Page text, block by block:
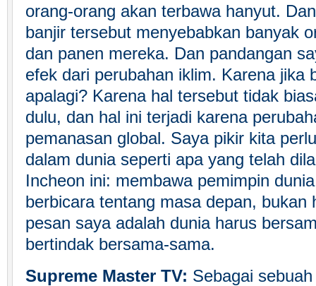
orang-orang akan terbawa hanyut.
banjir tersebut menyebabkan banyak
dan panen mereka. Dan pandangan
efek dari perubahan iklim. Karena jika
apalagi? Karena hal tersebut tidak
dulu, dan hal ini terjadi karena
pemanasan global. Saya pikir kita
dalam dunia seperti apa yang telah
Incheon ini: membawa pemimpin
berbicara tentang masa depan, bukan
pesan saya adalah dunia harus
bertindak bersama-sama.
Supreme Master TV: Sebagai